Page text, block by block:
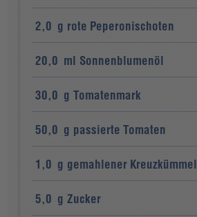
2,0 g rote Peperonischoten
20,0 ml Sonnenblumenöl
30,0 g Tomatenmark
50,0 g passierte Tomaten
1,0 g gemahlener Kreuzkümmel
5,0 g Zucker